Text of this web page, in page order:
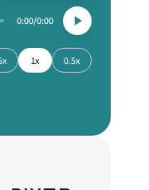
0:00
0:00
0.5x
1x
1.25x